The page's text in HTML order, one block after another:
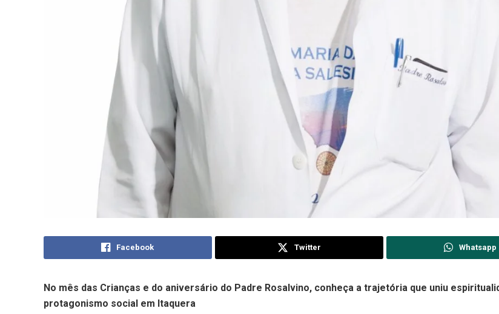
Facebook Twitter Whatsapp
No mês das Crianças e do aniversário do Padre Rosalvino, conheça a trajetória que uniu
protagonismo social em Itaquera